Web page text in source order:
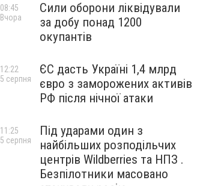
Сили оборони ліквідували
за добу понад 1200
окупантів
08:45
Вчора
ЄС дасть Україні 1,4 млрд
євро з заморожених активів
РФ після нічної атаки
12:22
5 серпня
Під ударами один з
найбільших розподільчих
центрів Wildberries та НПЗ .
Безпілотники масовано
11:25
5 серпня